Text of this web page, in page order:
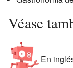
Véase
En